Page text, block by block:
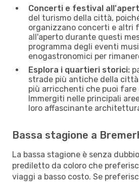
Concerti e festival
del turismo della città,
organizzano concerti e altri
all'aperto durante questi
programma degli eventi
enogastronomici per
Esplora i quartieri storici:
strade più antiche della
più arricchenti che puoi fare
Immergiti nelle principali
loro affascinante
Bassa stagione a
La bassa stagione è senza
prediletto da coloro che
viaggi a basso costo. Se